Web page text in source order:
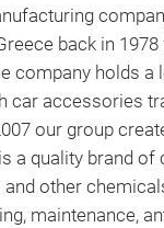
back in
company holds a
car accessories
our group
is a quality brand of
other
maintenance,